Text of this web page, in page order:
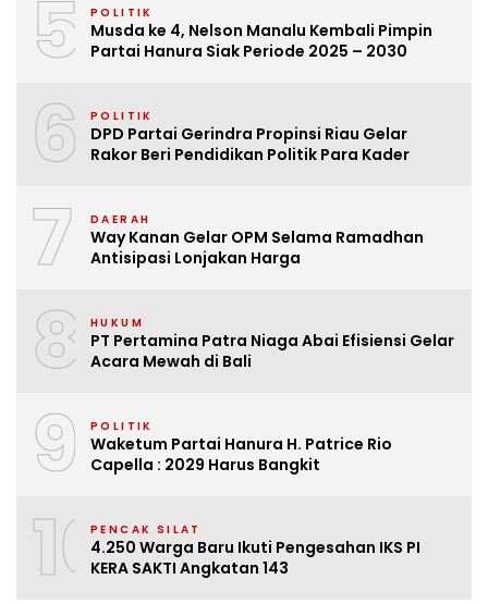
5 POLITIK
Musda ke 4, Nelson Manalu Kembali Pimpin
Partai Hanura Siak Periode 2025 – 2030
6 POLITIK
DPD Partai Gerindra Propinsi Riau Gelar
Rakor Beri Pendidikan Politik Para Kader
7 DAERAH
Way Kanan Gelar OPM Selama Ramadhan
Antisipasi Lonjakan Harga
8 HUKUM
PT Pertamina Patra Niaga Abai Efisiensi Gelar
Acara Mewah di Bali
9 POLITIK
Waketum Partai Hanura H. Patrice Rio
Capella : 2029 Harus Bangkit
10PENCAK SILAT
4.250 Warga Baru Ikuti Pengesahan IKS PI
KERA SAKTI Angkatan 143